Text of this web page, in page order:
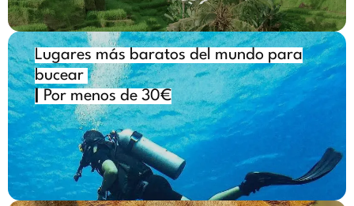
Lugares más baratos del mundo para
bucear
Por menos de 30€